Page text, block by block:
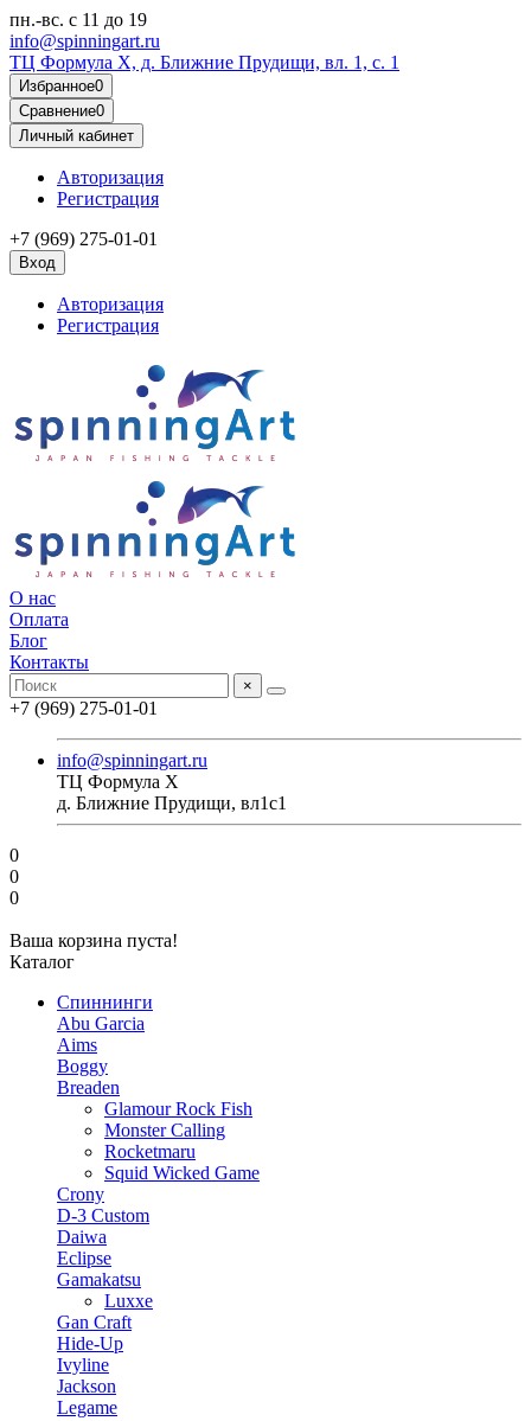
пн.-вс. с 11 до 19
info@spinningart.ru
ТЦ Формула X, д. Ближние Прудищи, вл. 1, с. 1
Избранное0
Сравнение0
Личный кабинет
Авторизация
Регистрация
+7 (969) 275-01-01
Вход
Авторизация
Регистрация
О нас
Оплата
Блог
Контакты
×
+7 (969) 275-01-01
info@spinningart.ru
ТЦ Формула X
д. Ближние Прудищи, вл1с1
0
0
0
Ваша корзина пуста!
Каталог
Спиннинги
Abu Garcia
Aims
Boggy
Breaden
Glamour Rock Fish
Monster Calling
Rocketmaru
Squid Wicked Game
Crony
D-3 Custom
Daiwa
Eclipse
Gamakatsu
Luxxe
Gan Craft
Hide-Up
Ivyline
Jackson
Legame